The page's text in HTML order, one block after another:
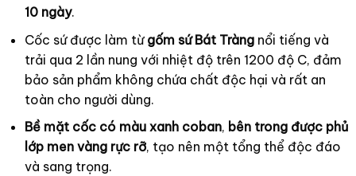
10 ngày.
Cốc sứ được làm từgốm sứ Bát Tràngnổi tiếng và
trải qua 2 lần nung với nhiệt độ trên 1200 độ C, đảm
bảo sản phẩm không chứa chất độc hại và rất an
toàn cho người dùng.
Bề mặt cốc có màu xanh coban, bên trong được phủ
lớp men vàng rực rỡ, tạo nên một tổng thể độc đáo
và sang trọng.